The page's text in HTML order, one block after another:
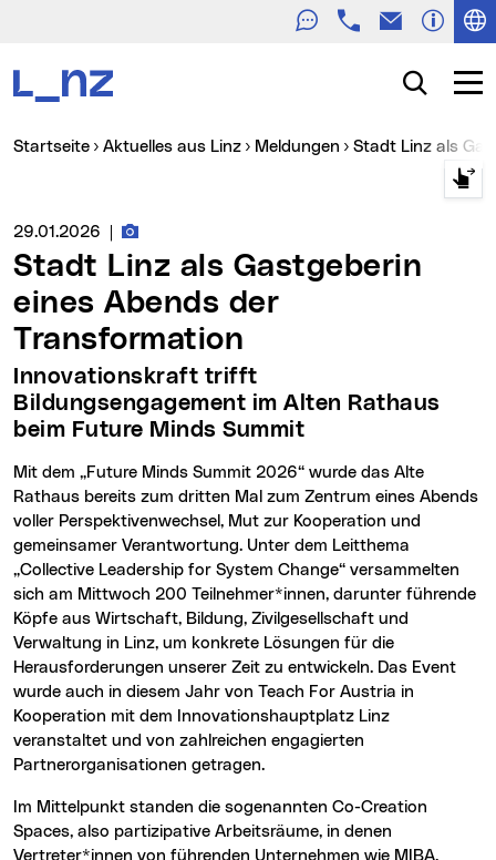
TelefonE-Mail
Suche
Sie sind hier:
Startseite Aktuelles aus Linz Meldungen Stadt Linz als
Medienservice vom:
29.01.2026 Fotos zur Meldung
Stadt Linz als Gastgeberin
eines Abends der
Transformation
Bildungsengagement im Alten Rathaus
beim Future Minds Summit
Mit dem „Future Minds Summit 2026“ wurde das Alte
Rathaus bereits zum dritten Mal zum Zentrum eines Abends
voller Perspektivenwechsel, Mut zur Kooperation und
gemeinsamer Verantwortung. Unter dem Leitthema
„Collective Leadership for System Change“ versammelten
sich am Mittwoch 200 Teilnehmer*innen, darunter führende
Köpfe aus Wirtschaft, Bildung, Zivilgesellschaft und
Verwaltung in Linz, um konkrete Lösungen für die
Herausforderungen unserer Zeit zu entwickeln. Das Event
wurde auch in diesem Jahr von Teach For Austria in
Kooperation mit dem Innovationshauptplatz Linz
veranstaltet und von zahlreichen engagierten
Partnerorganisationen getragen.
Spaces, also partizipative Arbeitsräume, in denen
Vertreter*innen von führenden Unternehmen wie MIBA,